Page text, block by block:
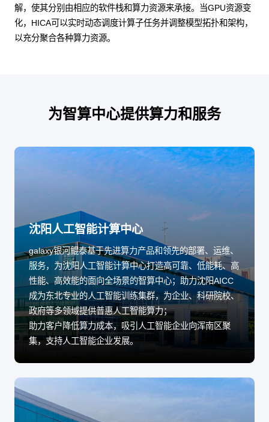
解，使其分别由相应的软件栈和算力资源来承接。当GPU资源变
化，HICA可以实时动态调度计算子任务并调整模型拓扑和架构，
以充分聚合各种算力资源。
为智算中心提供算力和服务
沈阳人工智能计算中心
galaxy银河鲲泰基于先进算力产品和领先的部署、运维、
服务，为沈阳人工智能计算中心打造高可靠、低能耗、高
性能、高效能的面向全场景的智算中心；助力沈阳AICC
成为东北专业的人工智能训练集群，为企业、科研院校、
政府等多领域提供普惠人工智能算力；
助力客户降低算力成本，吸引人工智能企业向浑南区聚
集，支持人工智能企业发展。